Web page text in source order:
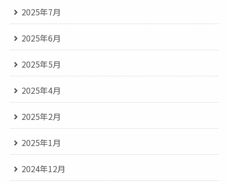
2025年7月
2025年6月
2025年5月
2025年4月
2025年2月
2025年1月
2024年12月